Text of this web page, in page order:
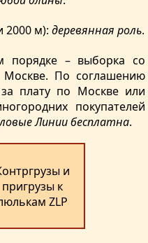
2000 м): деревянная роль.
порядке – выборка со
По соглашению
плату по Москве или
покупателей
Линии бесплатна.
и
пригрузы к
ZLP